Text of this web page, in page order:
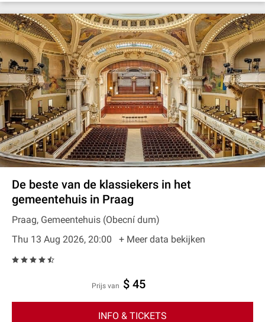
De beste van de klassiekers in het
gemeentehuis in Praag
Praag, Gemeentehuis (Obecní dum)
Thu 13 Aug 2026, 20:00
+ Meer data bekijken
prijs van $ 45
INFO & TICKETS